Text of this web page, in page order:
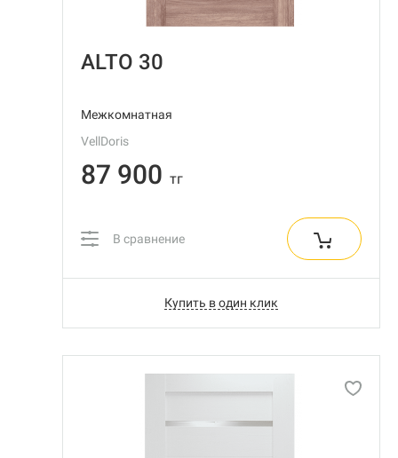
ALTO 30
Межкомнатная
VellDoris
87 900 тг
В сравнение
Купить в один клик